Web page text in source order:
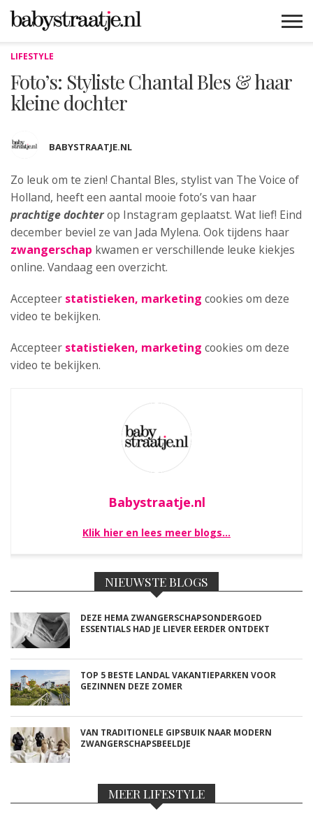
LIFESTYLE
Foto’s: Styliste Chantal Bles & haar
kleine dochter
BABYSTRAATJE.NL
Zo leuk om te zien! Chantal Bles, stylist van The Voice of
Holland, heeft een aantal mooie foto’s van haar
prachtige dochterop Instagram geplaatst. Wat lief! Eind
december beviel ze van Jada Mylena. Ook tijdens haar
zwangerschap kwamen er verschillende leuke kiekjes
online. Vandaag een overzicht.
Accepteer statistieken, marketing cookies om deze
video te bekijken.
Accepteer statistieken, marketing cookies om deze
video te bekijken.
Babystraatje.nl
Klik hier en lees meer blogs…
NIEUWSTE BLOGS
DEZE HEMA ZWANGERSCHAPSONDERGOED
ESSENTIALS HAD JE LIEVER EERDER ONTDEKT
TOP 5 BESTE LANDAL VAKANTIEPARKEN VOOR
GEZINNEN DEZE ZOMER
VAN TRADITIONELE GIPSBUIK NAAR MODERN
ZWANGERSCHAPSBEELDJE
MEER LIFESTYLE